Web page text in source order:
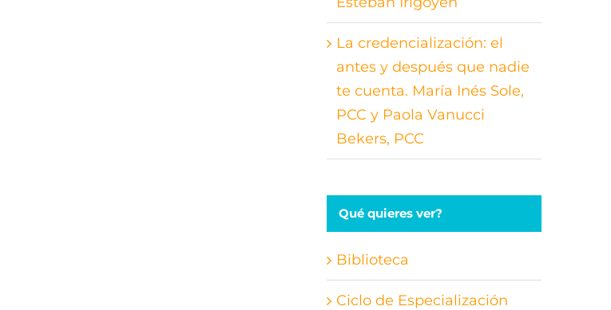
La credencialización: el
antes y después que nadie
te cuenta. María Inés Sole,
PCC y Paola Vanucci
Bekers, PCC
Qué quieres ver?
Biblioteca
Ciclo de Especialización